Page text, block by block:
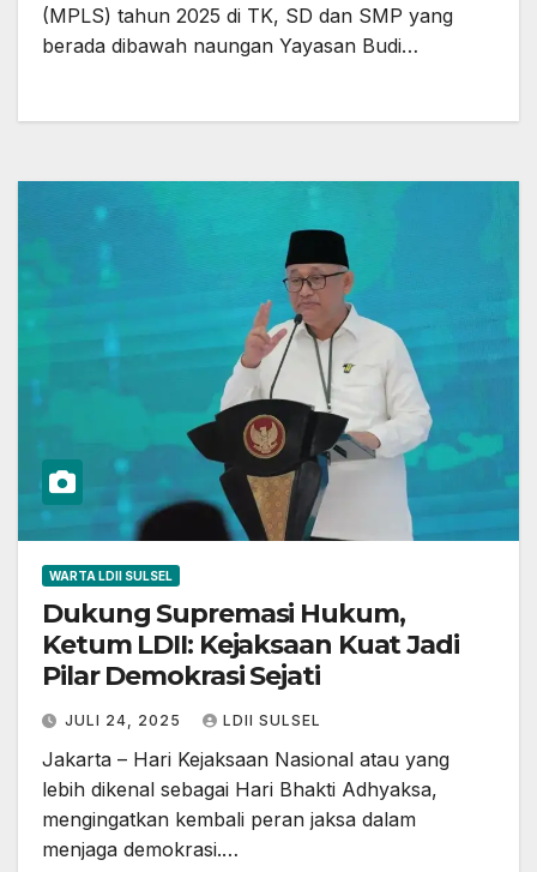
(MPLS) tahun 2025 di TK, SD dan SMP yang
berada dibawah naungan Yayasan Budi…
WARTA LDII SULSEL
Dukung Supremasi Hukum,
Ketum LDII: Kejaksaan Kuat Jadi
Pilar Demokrasi Sejati
JULI 24, 2025 LDII SULSEL
Jakarta – Hari Kejaksaan Nasional atau yang
lebih dikenal sebagai Hari Bhakti Adhyaksa,
mengingatkan kembali peran jaksa dalam
menjaga demokrasi.…